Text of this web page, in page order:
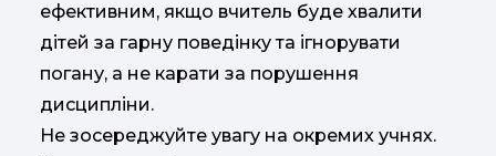
ефективним, якщо вчитель буде хвалити
дітей за гарну поведінку та ігнорувати
погану, а не карати за порушення
дисципліни.
Не зосереджуйте увагу на окремих учнях.